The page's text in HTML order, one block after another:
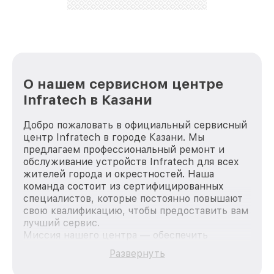
О нашем сервисном центре
Infratech в Казани
Добро пожаловать в официальный сервисный
центр Infratech в городе Казани. Мы
предлагаем профессиональный ремонт и
обслуживание устройств Infratech для всех
жителей города и окрестностей. Наша
команда состоит из сертифицированных
специалистов, которые постоянно повышают
свою квалификацию, чтобы предоставить вам
лучший сервис.
Миссия нашего центра — обеспечить
качественный и доступный ремонт для
каждого пользователя продукции Infratech,
Развернуть